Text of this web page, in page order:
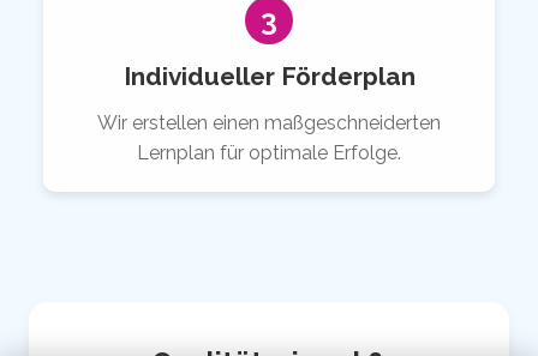
3
Individueller Förderplan
Wir erstellen einen maßgeschneiderten
Lernplan für optimale Erfolge.